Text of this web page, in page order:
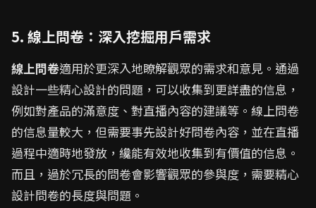
5. 線上問卷：深入挖掘用戶需求
線上問卷適用於更深入地瞭解觀眾的需求和意見。通過
設計一些精心設計的問題，可以收集到更詳盡的信息，
例如對產品的滿意度、對直播內容的建議等。線上問卷
的信息量較大，但需要事先設計好問卷內容，並在直播
過程中適時地發放，纔能有效地收集到有價值的信息。
而且，過於冗長的問卷會影響觀眾的參與度，需要精心
設計問卷的長度與問題。